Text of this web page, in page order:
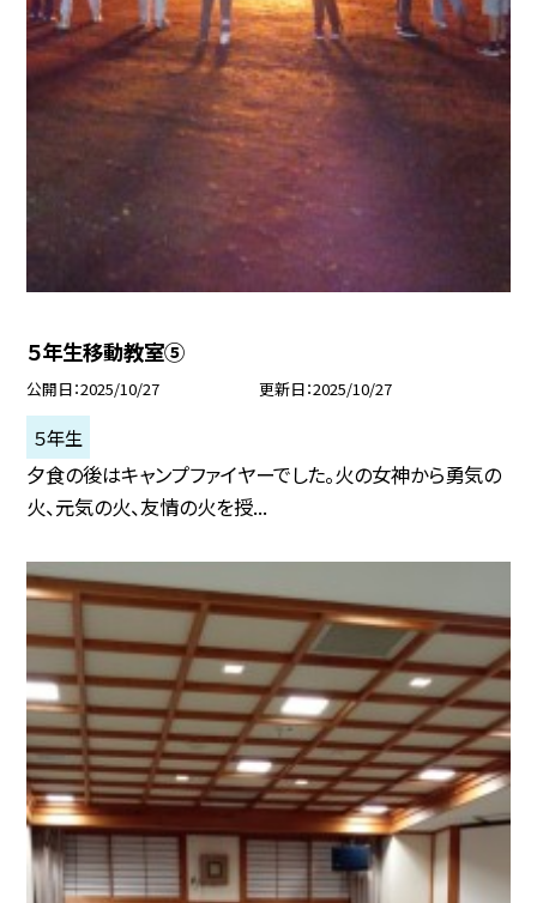
５年生移動教室⑤
公開日 2025/10/27 更新日 2025/10/27
５年生
夕食の後はキャンプファイヤーでした。火の女神から勇気の
火、元気の火、友情の火を授...